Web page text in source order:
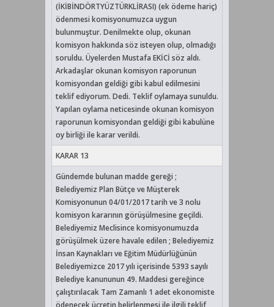
(İKİBİNDÖRTYÜZTÜRKLİRASI) (ek ödeme hariç)
ödenmesi komisyonumuzca uygun
bulunmuştur. Denilmekte olup, okunan
komisyon hakkında söz isteyen olup, olmadığı
soruldu. Üyelerden Mustafa EKİCİ söz aldı.
Arkadaşlar okunan komisyon raporunun
komisyondan geldiği gibi kabul edilmesini
teklif ediyorum. Dedi. Teklif oylamaya sunuldu.
Yapılan oylama neticesinde okunan komisyon
raporunun komisyondan geldiği gibi kabulüne
oy birliği ile karar verildi.
KARAR 13
Gündemde bulunan madde gereği ;
Belediyemiz Plan Bütçe ve Müşterek
Komisyonunun 04/01/2017 tarih ve 3 nolu
komisyon kararının görüşülmesine geçildi.
Belediyemiz Meclisince komisyonumuzda
görüşülmek üzere havale edilen ; Belediyemiz
İnsan Kaynakları ve Eğitim Müdürlüğünün
Belediyemizce 2017 yılı içerisinde 5393 sayılı
Belediye kanununun 49. Maddesi gereğince
çalıştırılacak Tam Zamanlı 1 adet ekonomiste
ödenecek ücretin belirlenmesi ile ilgili teklif